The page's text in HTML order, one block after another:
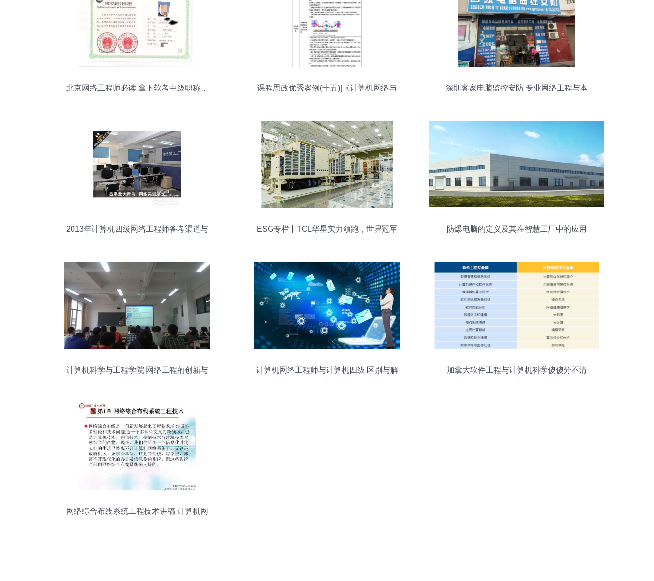
北京网络工程师必读 拿下软考中级职称，
课程思政优秀案例(十五)|《计算机网络与
深圳客家电脑监控安防 专业网络工程与本
2013年计算机四级网络工程师备考渠道与
ESG专栏丨TCL华星实力领跑，世界冠军
防爆电脑的定义及其在智慧工厂中的应用
计算机科学与工程学院 网络工程的创新与
计算机网络工程师与计算机四级 区别与解
加拿大软件工程与计算机科学傻傻分不清
网络综合布线系统工程技术讲稿 计算机网